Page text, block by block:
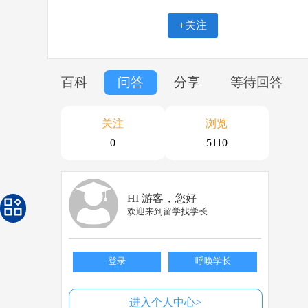
+关注
百科 问答 分享 等待回答
关注
0
浏览
5110
HI 游客，您好
欢迎来到留学找学长
登录 呼唤学长
进入个人中心>